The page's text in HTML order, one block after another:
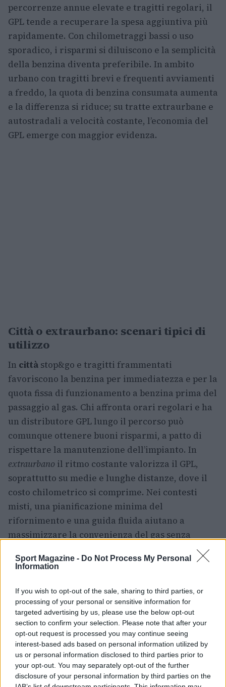
Sport Magazine - Do Not Process My Personal
Information
If you wish to opt-out of the sale, sharing to third parties, or
processing of your personal or sensitive information for
targeted advertising by us, please use the below opt-out
section to confirm your selection. Please note that after your
opt-out request is processed you may continue seeing
interest-based ads based on personal information utilized by
us or personal information disclosed to third parties prior to
your opt-out. You may separately opt-out of the further
disclosure of your personal information by third parties on the
percorrenze annue elevate e tragitti regolari, il
GPL tende a recuperare la spesa aggiuntiva più
rapidamente. Con chilometraggi bassi o uso
sporadico, i risparmi si diluiscono e la semplicità
della benzina diventa preferibile. In ambito
urbano con tragitti brevi e frequenti avviamenti
a freddo, la quota di benzina consumata aumenta
e la differenza si riduce; su tratte extraurbane e
autostradali a velocità costante, l’economia del
GPL emerge con maggior evidenza.
Città o extraurbano: scenari tipici di
utilizzo
In città stop&go e tragitti frammentati
favoriscono la benzina per immediatezza e per la
quota fissa di funzionamento a benzina prima del
passaggio al gas. Chi affronta orari regolari e ha
un distributore GPL lungo il percorso può
comunque ottenere buoni risparmi, a patto di
rispettare la manutenzione dell’impianto. In
extraurbano il ritmo costante valorizza il GPL,
soprattutto su medie e lunghe distanze, dove il
costo chilometrico si comprime. Nei contesti
misti, una pianificazione minima del
rifornimento e una guida fluida aiutano a
massimizzare la convenienza del gas senza
compatibilità e casi particolari
Non tutti i motori digeriscono ilGPLallo stesso
modo: su alcuni propulsori, lesedi valvolesono più
sensibili e richiedono additivi o intervalli di
controllo ridotti. I grandi macinatori di
chilometri, come chi fa servizi continuativi o
tratte pendolari lunghe, traggono maggiore